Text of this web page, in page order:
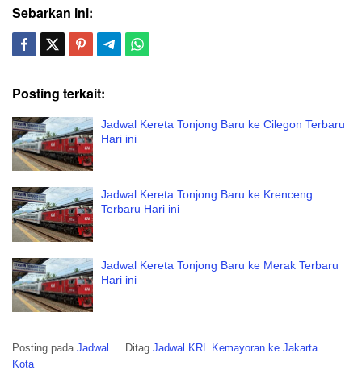
Sebarkan ini:
Posting terkait:
Jadwal Kereta Tonjong Baru ke Cilegon Terbaru
Hari ini
Jadwal Kereta Tonjong Baru ke Krenceng
Terbaru Hari ini
Jadwal Kereta Tonjong Baru ke Merak Terbaru
Hari ini
Posting pada Jadwal Ditag Jadwal KRL Kemayoran ke Jakarta
Kota